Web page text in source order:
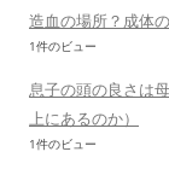
造血の場所？成体
1件のビュー
息子の頭の良さは
上にあるのか）
1件のビュー